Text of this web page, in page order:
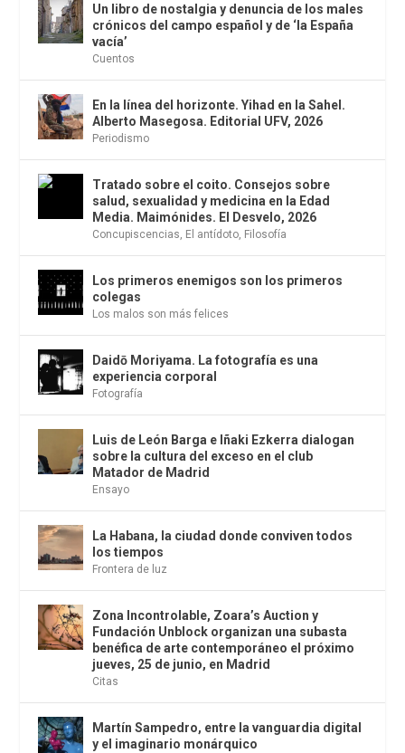
Un libro de nostalgia y denuncia de los males
crónicos del campo español y de ‘la España
vacía’
Cuentos
En la línea del horizonte. Yihad en la Sahel.
Alberto Masegosa. Editorial UFV, 2026
Periodismo
Tratado sobre el coito. Consejos sobre
salud, sexualidad y medicina en la Edad
Media. Maimónides. El Desvelo, 2026
Concupiscencias El antídoto Filosofía
Los primeros enemigos son los primeros
colegas
Los malos son más felices
Daidō Moriyama. La fotografía es una
experiencia corporal
Fotografía
Luis de León Barga e Iñaki Ezkerra dialogan
sobre la cultura del exceso en el club
Matador de Madrid
Ensayo
La Habana, la ciudad donde conviven todos
los tiempos
Frontera de luz
Zona Incontrolable, Zoara’s Auction y
Fundación Unblock organizan una subasta
benéfica de arte contemporáneo el próximo
jueves, 25 de junio, en Madrid
Citas
Martín Sampedro, entre la vanguardia digital
y el imaginario monárquico